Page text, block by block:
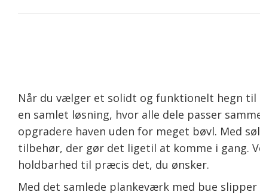
Når du vælger et solidt og funktionelt hegn til
en samlet løsning, hvor alle dele passer
opgradere haven uden for meget bøvl. Med
tilbehør, der gør det ligetil at komme i gang.
holdbarhed til præcis det, du ønsker.
Med det samlede plankeværk med bue